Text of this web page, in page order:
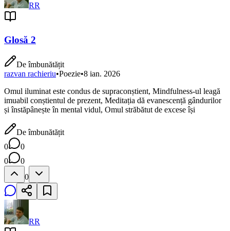
RR
Glosă 2
De îmbunătățit
razvan rachieriu•Poezie•8 ian. 2026
Omul iluminat este condus de supraconṣtient, Mindfulness-ul leagă
imuabil conṣtientul de prezent, Meditaṭia dă evanescenṭă gândurilor
ṣi înstăpâneṣte în mental vidul, Omul străbătut de excese îṣi
De îmbunătățit
0
0
0
0
0
RR